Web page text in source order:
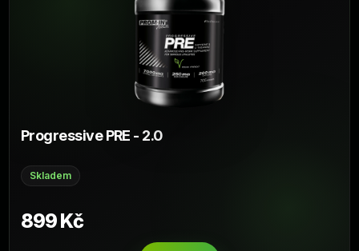
Progressive PRE - 2.0
Skladem
899 Kč